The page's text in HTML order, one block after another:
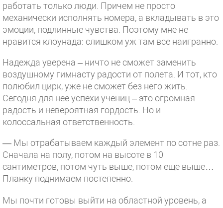
работать только люди. Причем не просто
механически исполнять номера, а вкладывать в это
эмоции, подлинные чувства. Поэтому мне не
нравится клоунада: слишком уж там все наигранно.
Надежда уверена – ничто не сможет заменить
воздушному гимнасту радости от полета. И тот, кто
полюбил цирк, уже не сможет без него жить.
Сегодня для нее успехи учениц – это огромная
радость и невероятная гордость. Но и
колоссальная ответственность.
— Мы отрабатываем каждый элемент по сотне раз.
Сначала на полу, потом на высоте в 10
сантиметров, потом чуть выше, потом еще выше…
Планку поднимаем постепенно.
Мы почти готовы выйти на областной уровень, а